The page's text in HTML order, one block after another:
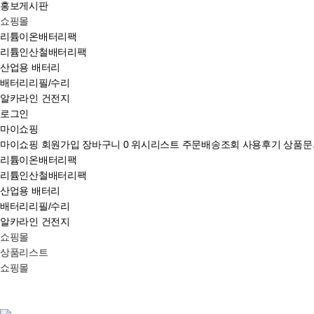
홍보게시판
쇼핑몰
리튬이온배터리팩
리튬인산철배터리팩
산업용 배터리
배터리리필/수리
알카라인 건전지
로그인
마이쇼핑
마이쇼핑 회원가입 장바구니 0 위시리스트 주문배송조회 사용후기 상품문
리튬이온배터리팩
리튬인산철배터리팩
산업용 배터리
배터리리필/수리
알카라인 건전지
쇼핑몰
상품리스트
쇼핑몰